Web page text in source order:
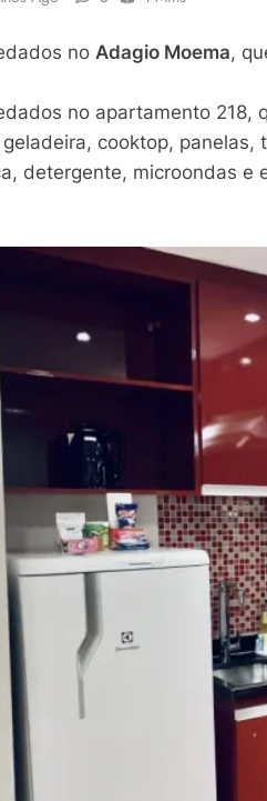
no Adagio Moema,
no apartamento 218,
cooktop,
detergente, microondas e